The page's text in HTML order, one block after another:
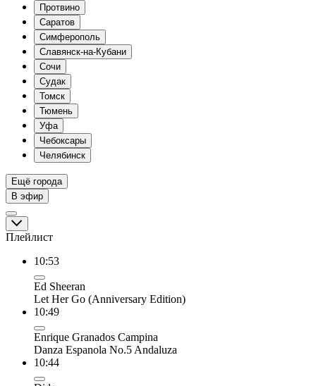
Протвино
Саратов
Симферополь
Славянск-на-Кубани
Сочи
Судак
Томск
Тюмень
Уфа
Чебоксары
Челябинск
Ещё города
В эфир
Плейлист
10:53
Ed Sheeran
Let Her Go (Anniversary Edition)
10:49
Enrique Granados Campina
Danza Espanola No.5 Andaluza
10:44